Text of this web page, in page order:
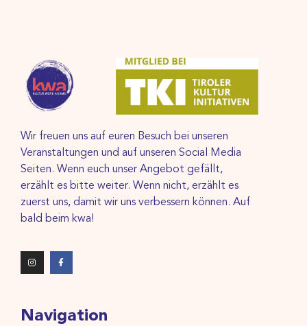
Wir freuen uns auf euren Besuch bei unseren
Veranstaltungen und auf unseren Social Media
Seiten. Wenn euch unser Angebot gefällt,
erzählt es bitte weiter. Wenn nicht, erzählt es
zuerst uns, damit wir uns verbessern können. Auf
bald beim kwa!
Navigation